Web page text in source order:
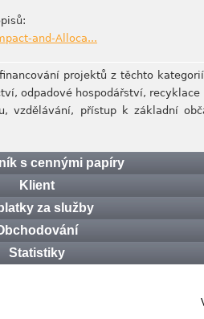
and-Alloca...
projektů z těchto
odpadové hospodářství,
vzdělávání, přístup k základní
s cennými papíry
Klient
za služby
Statistiky